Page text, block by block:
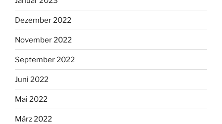
Dezember 2022
November 2022
September 2022
Juni 2022
Mai 2022
März 2022